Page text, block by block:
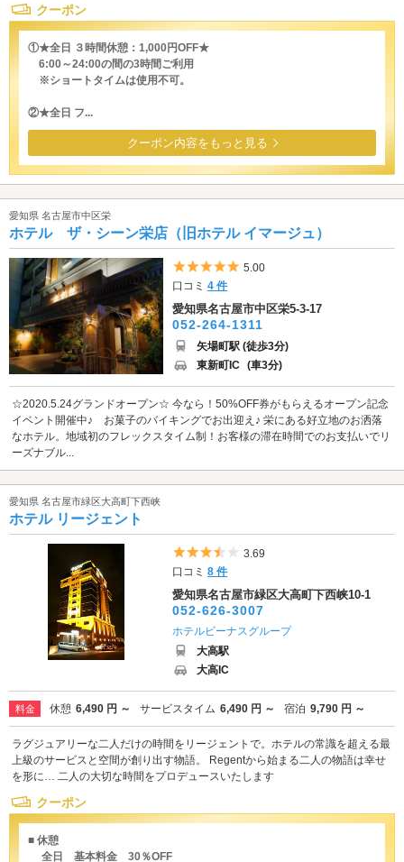
クーポン
①★全日 ３時間休憩：1,000円OFF★
6:00～24:00の間の3時間ご利用
※ショートタイムは使用不可。
②★全日 フ...
クーポン内容をもっと見る
愛知県 名古屋市中区栄
ホテル ザ・シーン栄店（旧ホテル イマージュ）
5つ星のうち5
5.00
口コミ4 件
愛知県名古屋市中区栄5-3-17
052-264-1311
矢場町駅 (徒歩3分)
東新町IC (車3分)
☆2020.5.24グランドオープン☆ 今なら！50%OFF券がもらえるオープン記念
イベント開催中♪ お菓子のバイキングでお出迎え♪ 栄にある好立地のお洒落
なホテル。地域初のフレックスタイム制！お客様の滞在時間でのお支払いでリ
ーズナブル...
愛知県 名古屋市緑区大高町下西峡
ホテル リージェント
5つ星のうち3.5
3.69
口コミ8 件
愛知県名古屋市緑区大高町下西峡10-1
052-626-3007
ホテルビーナスグループ
大高駅
大高IC
料金 休憩 6,490 円 ～ サービスタイム 6,490 円 ～ 宿泊 9,790 円 ～
ラグジュアリーな二人だけの時間をリージェントで。ホテルの常識を超える最
上級のサービスと空間が創り出す物語。 Regentから始まる二人の物語は幸せ
を形に… 二人の大切な時間をプロデュースいたします
クーポン
■ 休憩
全日 基本料金 30％OFF